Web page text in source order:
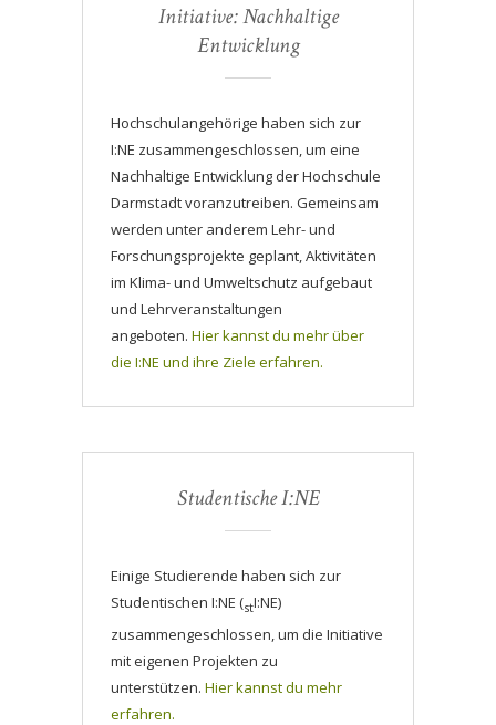
Initiative: Nachhaltige
Entwicklung
Hochschulangehörige haben sich zur
I:NE zusammengeschlossen, um eine
Nachhaltige Entwicklung der Hochschule
Darmstadt voranzutreiben. Gemeinsam
werden unter anderem Lehr- und
Forschungsprojekte geplant, Aktivitäten
im Klima- und Umweltschutz aufgebaut
und Lehrveranstaltungen
angeboten. Hier kannst du mehr über
die I:NE und ihre Ziele erfahren.
Studentische I:NE
Einige Studierende haben sich zur
Studentischen I:NE (stI:NE)
zusammengeschlossen, um die Initiative
mit eigenen Projekten zu
unterstützen. Hier kannst du mehr
erfahren.